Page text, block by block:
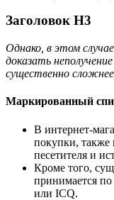
Заголовок H3
Однако, в этом
доказать
существенно
Маркированный
В интернет-
покупки, также
песетителя и
Кроме того,
принимается по
или ICQ.